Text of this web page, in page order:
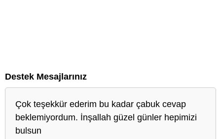
Destek Mesajlarınız
Çok teşekkür ederim bu kadar çabuk cevap
beklemiyordum. İnşallah güzel günler hepimizi
bulsun